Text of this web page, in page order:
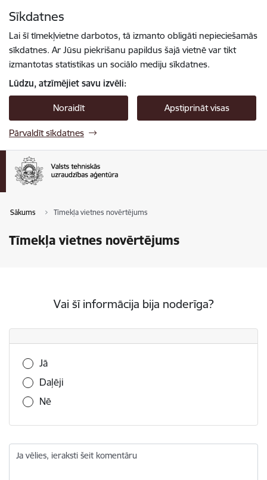
Sīkdatnes
Lai šī tīmekļvietne darbotos, tā izmanto obligāti nepieciešamās
sīkdatnes. Ar Jūsu piekrišanu papildus šajā vietnē var tikt
izmantotas statistikas un sociālo mediju sīkdatnes.
Lūdzu, atzīmējiet savu izvēli:
Noraidīt Apstiprināt visas
Pārvaldīt sīkdatnes
Sākums Tīmekļa vietnes novērtējums
Tīmekļa vietnes novērtējums
Vai šī informācija bija noderīga?
Vai šī informācija bija noderīga?
Jā
Daļēji
Nē
Ja vēlies, ieraksti šeit komentāru